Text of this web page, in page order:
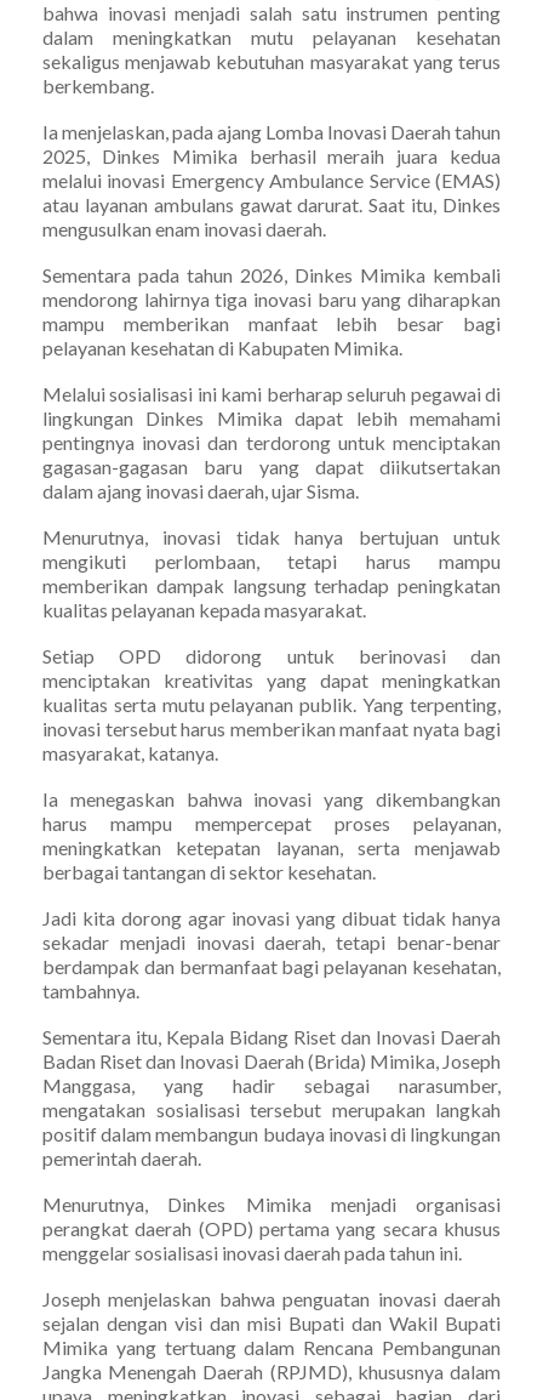
bahwa inovasi menjadi salah satu instrumen penting
dalam meningkatkan mutu pelayanan kesehatan
sekaligus menjawab kebutuhan masyarakat yang terus
berkembang.
Ia menjelaskan, pada ajang Lomba Inovasi Daerah tahun
2025, Dinkes Mimika berhasil meraih juara kedua
melalui inovasi Emergency Ambulance Service (EMAS)
atau layanan ambulans gawat darurat. Saat itu, Dinkes
mengusulkan enam inovasi daerah.
Sementara pada tahun 2026, Dinkes Mimika kembali
mendorong lahirnya tiga inovasi baru yang diharapkan
mampu memberikan manfaat lebih besar bagi
pelayanan kesehatan di Kabupaten Mimika.
Melalui sosialisasi ini kami berharap seluruh pegawai di
lingkungan Dinkes Mimika dapat lebih memahami
pentingnya inovasi dan terdorong untuk menciptakan
gagasan-gagasan baru yang dapat diikutsertakan
dalam ajang inovasi daerah, ujar Sisma.
Menurutnya, inovasi tidak hanya bertujuan untuk
mengikuti perlombaan, tetapi harus mampu
memberikan dampak langsung terhadap peningkatan
kualitas pelayanan kepada masyarakat.
Setiap OPD didorong untuk berinovasi dan
menciptakan kreativitas yang dapat meningkatkan
kualitas serta mutu pelayanan publik. Yang terpenting,
inovasi tersebut harus memberikan manfaat nyata bagi
masyarakat, katanya.
Ia menegaskan bahwa inovasi yang dikembangkan
harus mampu mempercepat proses pelayanan,
meningkatkan ketepatan layanan, serta menjawab
berbagai tantangan di sektor kesehatan.
Jadi kita dorong agar inovasi yang dibuat tidak hanya
sekadar menjadi inovasi daerah, tetapi benar-benar
berdampak dan bermanfaat bagi pelayanan kesehatan,
tambahnya.
Sementara itu, Kepala Bidang Riset dan Inovasi Daerah
Badan Riset dan Inovasi Daerah (Brida) Mimika, Joseph
Manggasa, yang hadir sebagai narasumber,
mengatakan sosialisasi tersebut merupakan langkah
positif dalam membangun budaya inovasi di lingkungan
pemerintah daerah.
Menurutnya, Dinkes Mimika menjadi organisasi
perangkat daerah (OPD) pertama yang secara khusus
menggelar sosialisasi inovasi daerah pada tahun ini.
Joseph menjelaskan bahwa penguatan inovasi daerah
sejalan dengan visi dan misi Bupati dan Wakil Bupati
Mimika yang tertuang dalam Rencana Pembangunan
Jangka Menengah Daerah (RPJMD), khususnya dalam
upaya meningkatkan inovasi sebagai bagian dari